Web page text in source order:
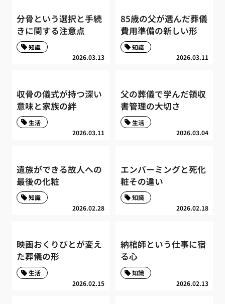
分骨という選択と手続
きに関する注意点
2026.03.13
知識
85歳の父が選んだ葬儀
費用準備の新しい形
2026.03.11
知識
収骨の儀式が持つ深い
意味と家族の絆
2026.03.11
生活
父の葬儀で学んだ領収
書管理の大切さ
2026.03.04
生活
遺族ができる故人への
最後の化粧
2026.02.28
知識
エンバーミングと死化
粧その違い
2026.02.18
知識
映画おくりびとが変え
た葬儀の形
2026.02.15
生活
納棺師という仕事に宿
る心
2026.02.13
知識